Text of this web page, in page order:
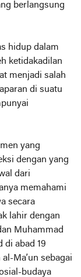
berlangsung
hidup dalam
ketidakadilan
menjadi salah
di suatu
yang
dengan yang
dari
memahami
secara
lahir dengan
Muhammad
di abad 19
Ma’un sebagai
budaya